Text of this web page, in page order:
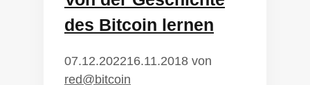
des Bitcoin lernen
07.12.202216.11.2018 von
red@bitcoin